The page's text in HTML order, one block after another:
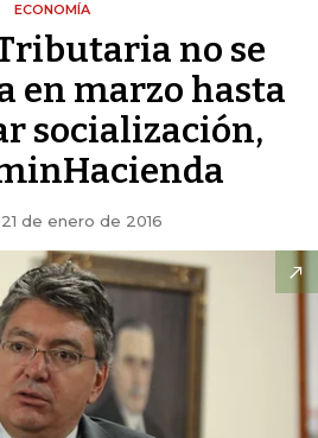
ECONOMÍA
no se
en marzo hasta
socialización,
de enero de 2016